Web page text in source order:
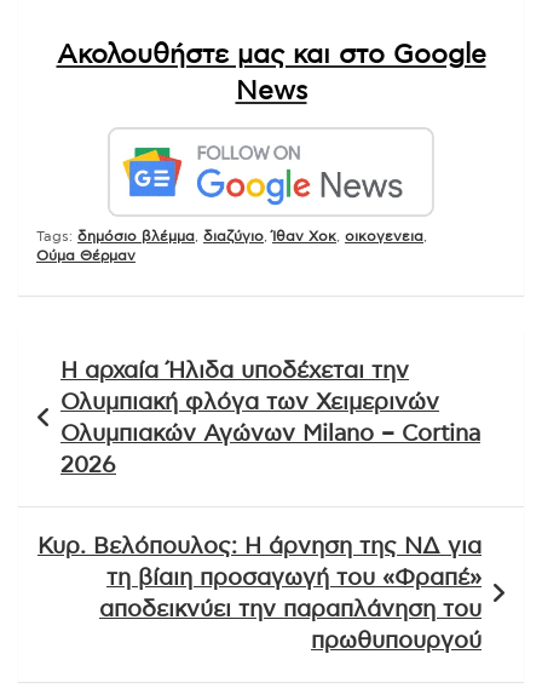
Ακολουθήστε μας και στο Google
News
Tags: δημόσιο βλέμμα διαζύγιο ,Ίθαν Χοκ οικογενεια
Ούμα Θέρμαν
άρθρων
Η αρχαία Ήλιδα υποδέχεται την
Ολυμπιακή φλόγα των Χειμερινών
Ολυμπιακών Αγώνων Milano – Cortina
2026
Κυρ. Βελόπουλος: Η άρνηση της ΝΔ για
τη βίαιη προσαγωγή του «Φραπέ»
αποδεικνύει την παραπλάνηση του
πρωθυπουργού